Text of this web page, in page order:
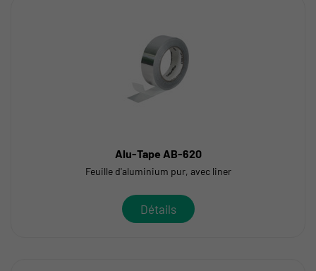
Alu-Tape AB-620
Feuille d'aluminium pur, avec liner
Détails